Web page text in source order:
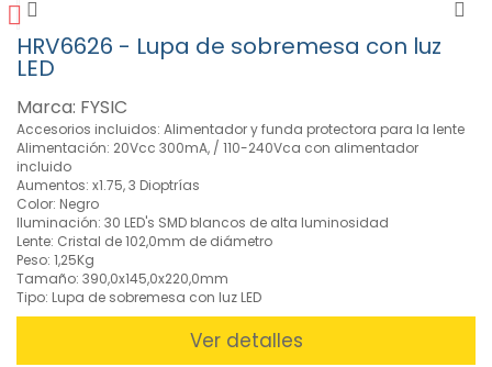
Herramientas
(324)
»
aisladas VDE
1000V (37)
»
Herramientas
Eléctricas
(43)
»
Instrumentación
(111)
HRV6626 - Lupa de sobremesa con luz
LED
Marca: FYSIC
Accesorios incluidos: Alimentador y funda protectora para la lente
Alimentación: 20Vcc 300mA, / 110-240Vca con alimentador
incluido
Aumentos: x1.75, 3 Dioptrías
Color: Negro
Iluminación: 30 LED's SMD blancos de alta luminosidad
Lente: Cristal de 102,0mm de diámetro
Peso: 1,25Kg
Tamaño: 390,0x145,0x220,0mm
Tipo: Lupa de sobremesa con luz LED
Ver detalles